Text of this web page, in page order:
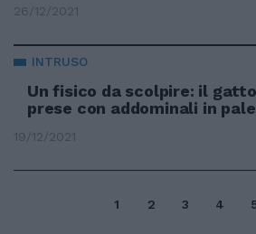
26/12/2021
INTRUSO
Un fisico da scolpire: il
prese con addominali in
19/12/2021
1 2 3 4